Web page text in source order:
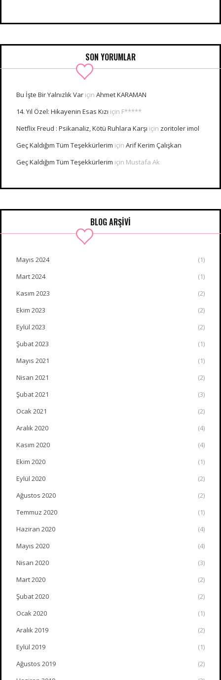
SON YORUMLAR
Bu İşte Bir Yalnızlık Var için Ahmet KARAMAN
14. Yıl Özel: Hikayenin Esas Kızı için F*****
Netflix Freud : Psikanaliz, Kötü Ruhlara Karşı için zoritoler imol
Geç Kaldığım Tüm Teşekkürlerim için Arif Kerim Çalışkan
Geç Kaldığım Tüm Teşekkürlerim için Mustafa Ak
BLOG ARŞİVİ
Mayıs 2024
(1)
Mart 2024
(1)
Kasım 2023
(2)
Ekim 2023
(2)
Eylül 2023
(2)
Şubat 2023
(1)
Mayıs 2021
(1)
Nisan 2021
(2)
Şubat 2021
(3)
Ocak 2021
(2)
Aralık 2020
(4)
Kasım 2020
(4)
Ekim 2020
(1)
Eylül 2020
(2)
Ağustos 2020
(2)
Temmuz 2020
(1)
Haziran 2020
(4)
Mayıs 2020
(4)
Nisan 2020
(3)
Mart 2020
(2)
Şubat 2020
(2)
Ocak 2020
(1)
Aralık 2019
(2)
Eylül 2019
(1)
Ağustos 2019
(2)